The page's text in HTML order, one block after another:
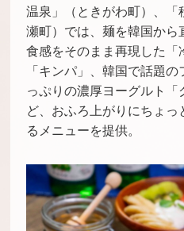
温泉」（ときがわ町）、「
瀬町）では、麺を韓国か
食感をそのまま再現した「
「キンパ」、韓国で話題
っぷりの濃厚ヨーグルト
ど、おふろ上がりにちょっ
るメニューを提供。